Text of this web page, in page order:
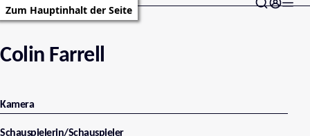
Zum Hauptinhalt der Seite
Colin Farrell
Kamera
Schauspielerin/Schauspieler